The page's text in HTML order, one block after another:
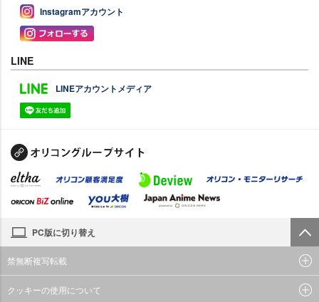
Instagramアカウント
LINE
LINEアカウントメディア
PC版に切り替え
禁無断複写転載
クッキーの使用について